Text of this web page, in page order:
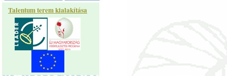
Talentum terem kialakítása